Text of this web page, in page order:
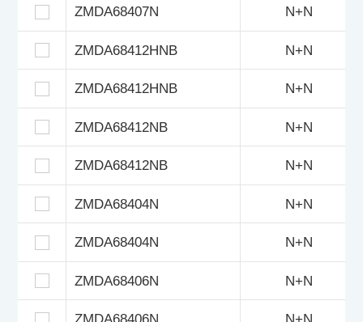
ZMDA68407N N+N
ZMDA68412HNB N+N
ZMDA68412HNB N+N
ZMDA68412NB N+N
ZMDA68412NB N+N
ZMDA68404N N+N
ZMDA68404N N+N
ZMDA68406N N+N